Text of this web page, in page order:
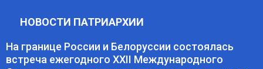
НОВОСТИ ПАТРИАРХИИ
На границе России и Белоруссии состоялась
встреча ежегодного XXII Международного